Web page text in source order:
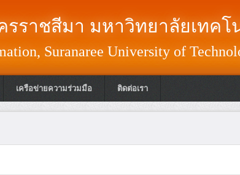
ราชสีมา มหาวิทยาลัยเทคโ
Suranaree University of
เครือข่ายความร่วมมือ ติดต่อเรา